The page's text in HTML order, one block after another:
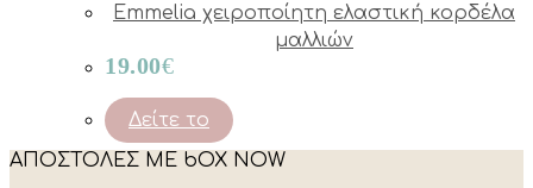
Emmelia χειροποίητη ελαστική κορδέλα
μαλλιών
19.00€
Δείτε το
ΑΠΟΣΤΟΛΕΣ ΜΕ bOX NOW